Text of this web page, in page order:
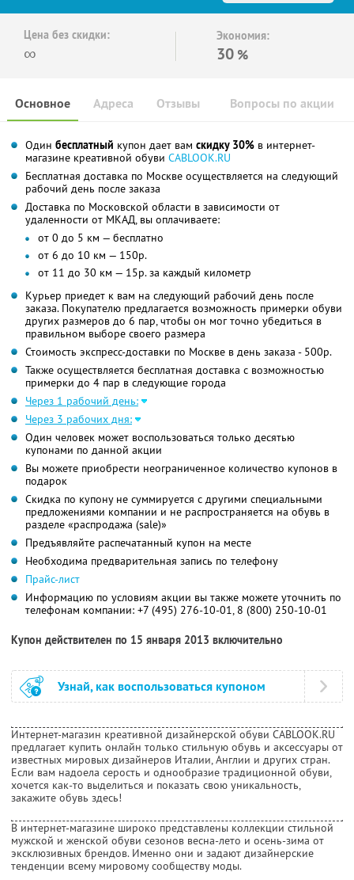
Цена без скидки:
∞
Экономия:
30 %
Основное Отзывы Вопросы по акции
Адреса
Один бесплатный купон дает вам скидку 30% в интернет-
магазине креативной обуви CABLOOK.RU
Бесплатная доставка по Москве осуществляется на следующий
рабочий день после заказа
Доставка по Московской области в зависимости от
удаленности от МКАД, вы оплачиваете:
от 0 до 5 км — бесплатно
от 6 до 10 км — 150р.
от 11 до 30 км — 15р. за каждый километр
Курьер приедет к вам на следующий рабочий день после
заказа. Покупателю предлагается возможность примерки обуви
других размеров до 6 пар, чтобы он мог точно убедиться в
правильном выборе своего размера
Стоимость экспресс-доставки по Москве в день заказа - 500р.
Также осуществляется бесплатная доставка с возможностью
примерки до 4 пар в следующие города
Через 1 рабочий день:
Через 3 рабочих дня:
Один человек может воспользоваться только десятью
купонами по данной акции
Вы можете приобрести неограниченное количество купонов в
подарок
Скидка по купону не суммируется с другими специальными
предложениями компании и не распространяется на обувь в
разделе «распродажа (sale)»
Предъявляйте распечатанный купон на месте
Необходима предварительная запись по телефону
Прайс-лист
Информацию по условиям акции вы также можете уточнить по
телефонам компании: +7 (495) 276-10-01, 8 (800) 250-10-01
Купон действителен по 15 января 2013 включительно
Узнай, как воспользоваться купоном
Интернет-магазин креативной дизайнерской обуви CABLOOK.RU
предлагает купить онлайн только стильную обувь и аксессуары от
известных мировых дизайнеров Италии, Англии и других стран.
Если вам надоела серость и однообразие традиционной обуви,
хочется как-то выделиться и показать свою уникальность,
закажите обувь здесь!
В интернет-магазине широко представлены коллекции стильной
мужской и женской обуви сезонов весна-лето и осень-зима от
эксклюзивных брендов. Именно они и задают дизайнерские
тенденции всему мировому сообществу моды.